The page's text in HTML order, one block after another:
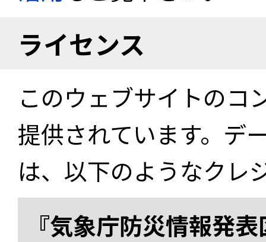
ライセンス
このウェブサイトのコ
提供されています。デ
は、以下のようなクレ
『気象庁防災情報発